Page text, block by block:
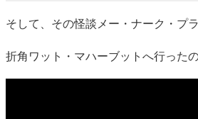
そして、その怪談メー・ナーク・プ
折角ワット・マハーブットへ行った